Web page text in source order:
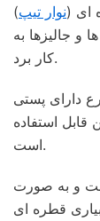
ای (نوار تیپ)
و جالیزها به
کار برد.
دارای پستی
قابل استفاده
است.
و به صورت
قطره ای